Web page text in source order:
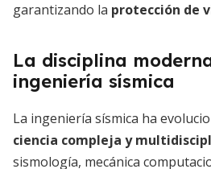
garantizando la protección de
La disciplina
ingeniería sísmica
La ingeniería sísmica ha
ciencia compleja y
sismología, mecánica